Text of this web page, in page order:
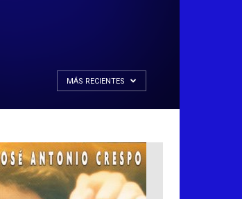
MÁS RECIENTES